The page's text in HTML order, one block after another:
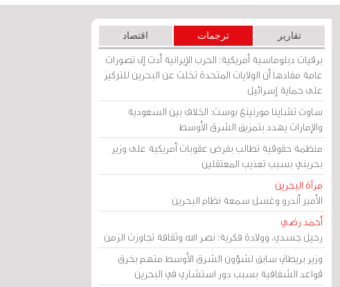
تقارير ترجمات اقتصاد
برقيات دبلوماسية أمريكية: الحرب الإيرانية أدت إلى تصورات
عامة مفادها أن الولايات المتحدة تخلت عن البحرين للتركيز
على حماية إسرائيل
ساوث تشاينا مورنينغ بوست: الخلاف بين السعودية
والإمارات يهدد بتمزيق الشرق الأوسط
منظمة حقوقية تطالب بفرض عقوبات أمريكية على وزير
بحريني بسبب تعذيب المعتقلين
مرآة البحرين
الأمير أندرو وغسل سمعة نظام البحرين
أحمد رضي
رحيل جسدي، وولادة فكرية: نصر الله وثقافة تجاوزت الزمن
وزير بريطاني سابق لشؤون الشرق الأوسط متهم بخرق
قواعد الشفافية بسبب دور استشاري في البحرين